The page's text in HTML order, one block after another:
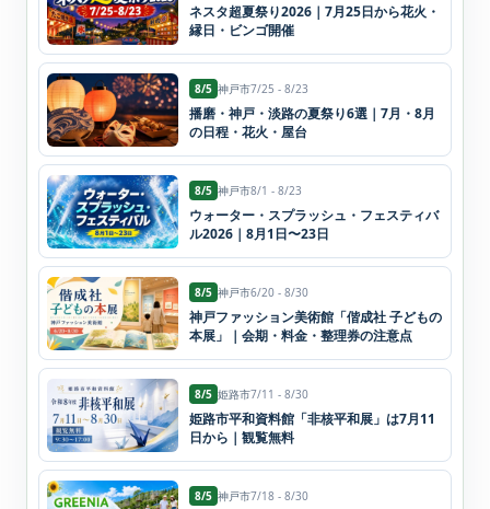
ネスタ超夏祭り2026｜7月25日から花火・
縁日・ビンゴ開催
8/5 神戸市7/25 - 8/23
播磨・神戸・淡路の夏祭り6選｜7月・8月
の日程・花火・屋台
8/5 神戸市8/1 - 8/23
ウォーター・スプラッシュ・フェスティバ
ル2026｜8月1日〜23日
8/5 神戸市6/20 - 8/30
神戸ファッション美術館「偕成社 子どもの
本展」｜会期・料金・整理券の注意点
8/5 姫路市7/11 - 8/30
姫路市平和資料館「非核平和展」は7月11
日から｜観覧無料
8/5 神戸市7/18 - 8/30